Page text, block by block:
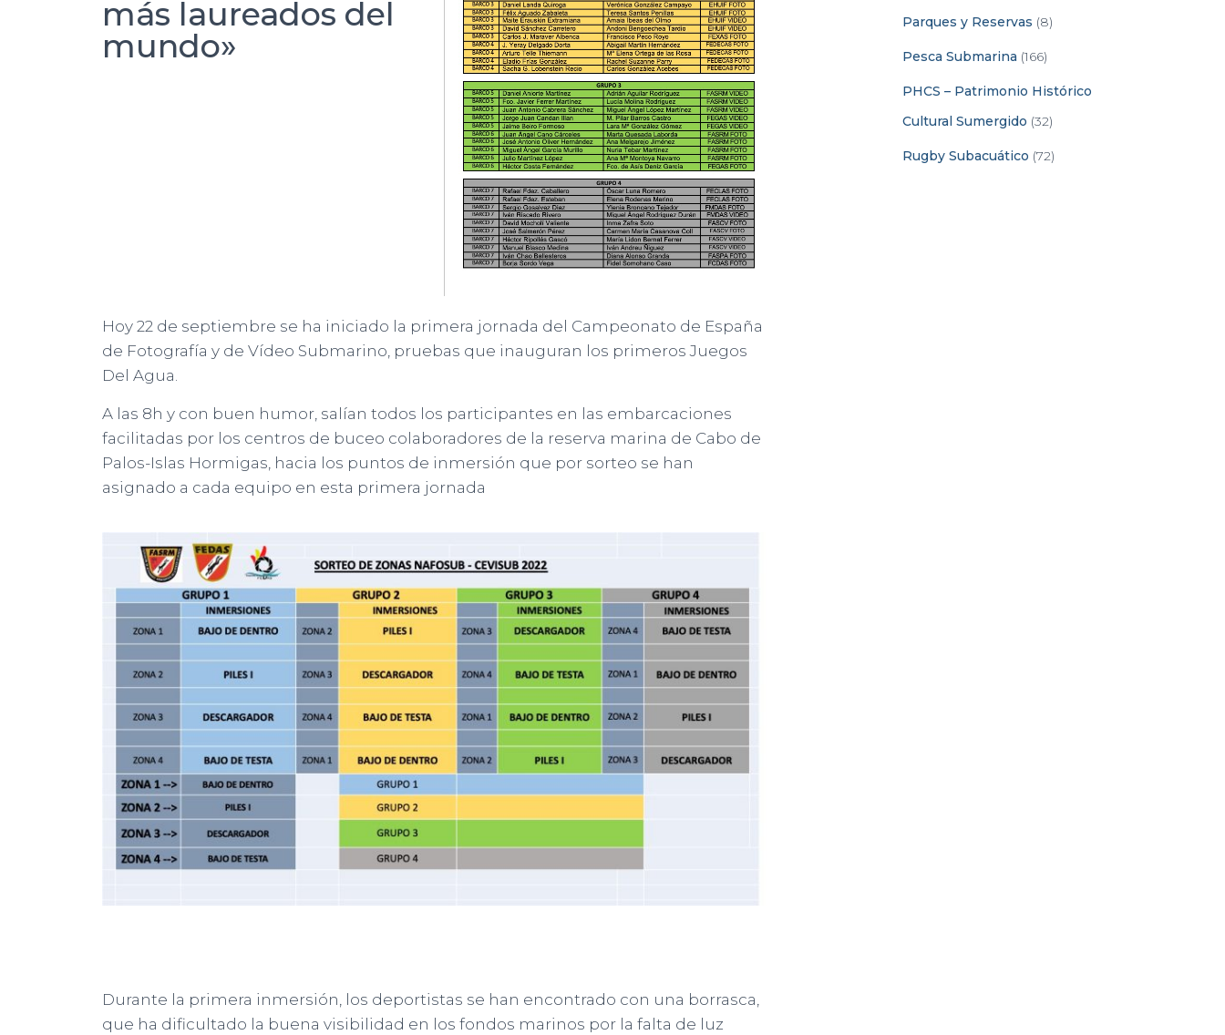
más laureados del
mundo»
Hoy 22 de septiembre se ha iniciado la primera jornada del Campeonato de España
de Fotografía y de Vídeo Submarino, pruebas que inauguran los primeros Juegos
Del Agua.
A las 8h y con buen humor, salían todos los participantes en las embarcaciones
facilitadas por los centros de buceo colaboradores de la reserva marina de Cabo de
Palos-Islas Hormigas, hacia los puntos de inmersión que por sorteo se han
asignado a cada equipo en esta primera jornada
Durante la primera inmersión, los deportistas se han encontrado con una borrasca,
que ha dificultado la buena visibilidad en los fondos marinos por la falta de luz
Parques y Reservas (8)
Pesca Submarina (166)
PHCS – Patrimonio Histórico
Cultural Sumergido (32)
Rugby Subacuático (72)